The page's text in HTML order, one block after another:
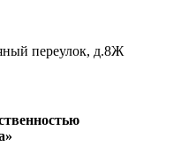
переулок, д.8Ж